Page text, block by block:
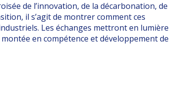
de l’innovation, de la décarbonation, de
il s’agit de montrer comment ces
Les échanges mettront en lumière
en compétence et développement de